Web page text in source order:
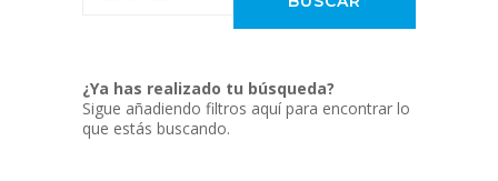
¿Ya has realizado tu búsqueda?
Sigue añadiendo filtros aquí para encontrar lo
que estás buscando.